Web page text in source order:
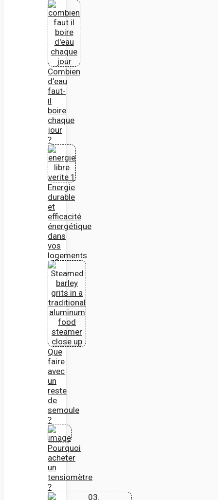
Combien
d’eau
faut-
il
boire
chaque
jour
?
Energie
durable
et
efficacité
énergétique
dans
vos
logements
Que
faire
avec
un
reste
de
semoule
?
Pourquoi
acheter
un
tensiomètre
?